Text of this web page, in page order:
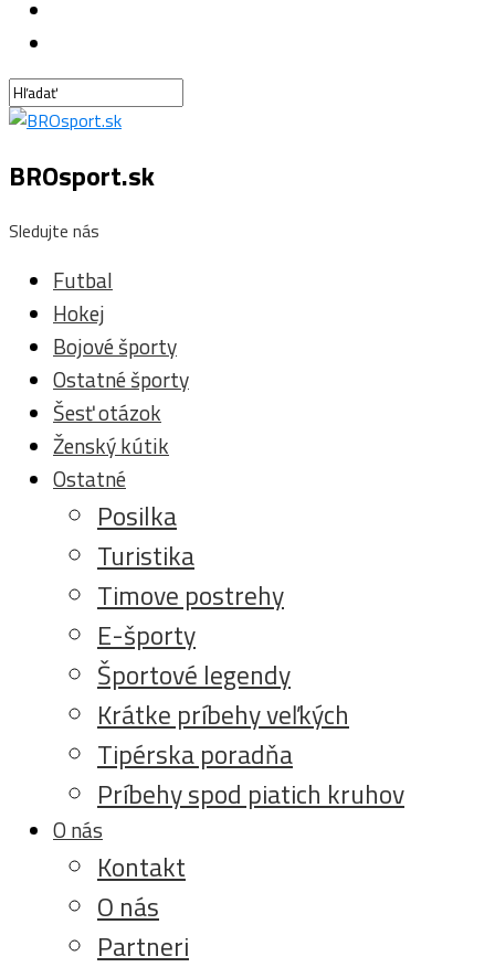
BROsport.sk
Sledujte nás
Futbal
Hokej
Bojové športy
Ostatné športy
Šesť otázok
Ženský kútik
Ostatné
Posilka
Turistika
Timove postrehy
E-športy
Športové legendy
Krátke príbehy veľkých
Tipérska poradňa
Príbehy spod piatich kruhov
O nás
Kontakt
O nás
Partneri